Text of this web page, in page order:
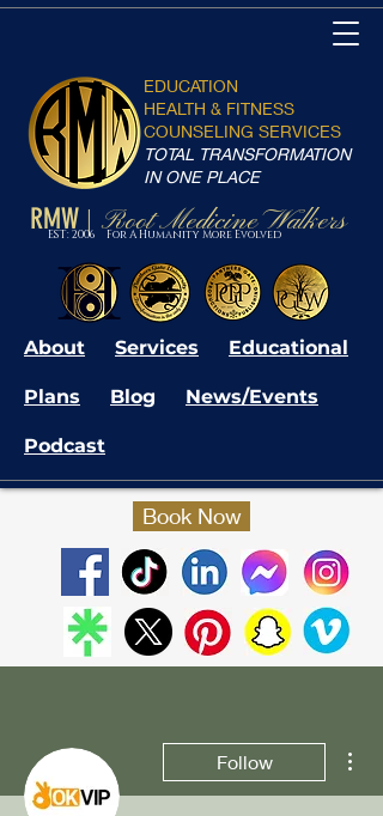
RMW Root Medicine Walkers
EST: 2006 For A Humanity More Evolved
EDUCATION
HEALTH & FITNESS
COUNSELING SERVICES
TOTAL TRANSFORMATION
IN ONE PLACE
About Services Educational
Plans Blog News/Events
Podcast
Book Now
Follow